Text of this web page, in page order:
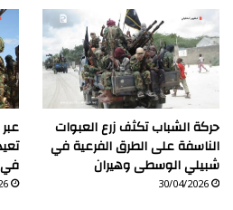
حركة الشباب تكثف زرع العبوات
الناسفة على الطرق الفرعية في
شبيلي الوسطى وهيران
30/04/2026
في